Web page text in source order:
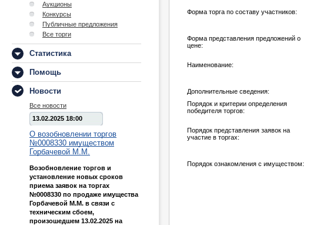
Аукционы
Конкурсы
Публичные предложения
Все торги
Статистика
Помощь
Новости
Все новости
13.02.2025 18:00
О возобновлении торгов
№0008330 имуществом
Горбачевой М.М.
Возобновление торгов и
установление новых сроков
приема заявок на торгах
№0008330 по продаже имущества
Горбачевой М.М. в связи с
техническим сбоем,
произошедшем 13.02.2025 на
Форма торга по составу участников:
Форма представления предложений о
цене:
Наименование:
Дополнительные сведения:
Порядок и критерии определения
победителя торгов:
Порядок представления заявок на
участие в торгах:
Порядок ознакомления с имуществом: